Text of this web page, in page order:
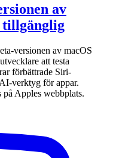
av
tillgänglig
versionen av macOS
att testa
förbättrade Siri-
verktyg för appar.
på Apples webbplats.